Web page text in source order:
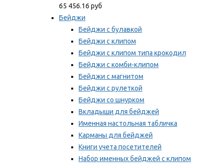
65 456.16 руб
Бейджи
Бейджи с булавкой
Бейджи с клипом
Бейджи с клипом типа крокодил
Бейджи с комби-клипом
Бейджи с магнитом
Бейджи с рулеткой
Бейджи со шнурком
Вкладыши для бейджей
Именная настольная табличка
Карманы для бейджей
Книги учета посетителей
Набор именных бейджей с клипом